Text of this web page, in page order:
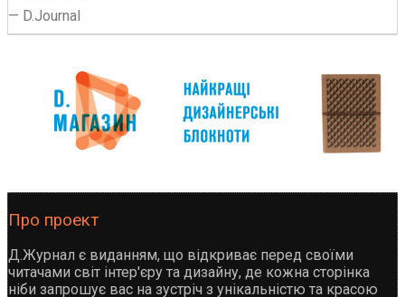
— D.Journal
Про проект
Д.Журнал є виданням, що відкриває перед своїми
читачами світ інтер'єру та дизайну, де кожна сторінка
ніби запрошує вас на зустріч з унікальністю та красою